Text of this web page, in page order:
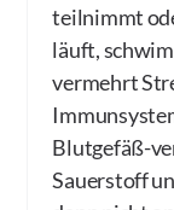
teilnimmt
läuft,
vermehrt
Blutgefäß-
Sauerstoff